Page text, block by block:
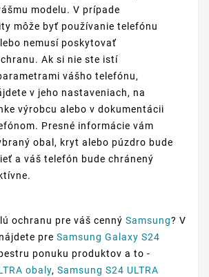
modelu. V prípade
môže byť používanie telefónu
nemusí poskytovať
Ak si nie ste istí
vášho telefónu,
v jeho nastaveniach, na
výrobcu alebo v dokumentácii
Presné informácie vám
obal, kryt alebo púzdro bude
a váš telefón bude chránený
ochranu pre váš cenný Samsung? V
pre Samsung Galaxy S24
ponuku produktov a to -
obaly, Samsung S24 ULTRA